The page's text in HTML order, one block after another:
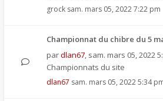
grock sam. mars 05, 2022 7:22 pm
Championnat du chibre du 5
pardlan67, sam. mars 05, 2022
Championnats du site
dlan67 sam. mars 05, 2022 5:34